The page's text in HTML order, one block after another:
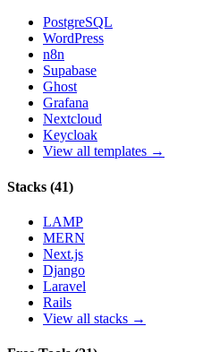
PostgreSQL
WordPress
n8n
Supabase
Ghost
Grafana
Nextcloud
Keycloak
View all templates →
Stacks (41)
LAMP
MERN
Next.js
Django
Laravel
Rails
View all stacks →